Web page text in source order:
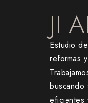
JI
Estudio
reformas
buscando
eficientes